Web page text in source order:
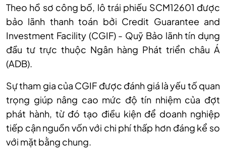
Theo hồ sơ công bố, lô trái phiếu SCM12601 được
bảo lãnh thanh toán bởi Credit Guarantee and
Investment Facility (CGIF) - Quỹ Bảo lãnh tín dụng
đầu tư trực thuộc Ngân hàng Phát triển châu Á
(ADB).
Sự tham gia của CGIF được đánh giá là yếu tố quan
trọng giúp nâng cao mức độ tín nhiệm của đợt
phát hành, từ đó tạo điều kiện để doanh nghiệp
tiếp cận nguồn vốn với chi phí thấp hơn đáng kể so
với mặt bằng chung.